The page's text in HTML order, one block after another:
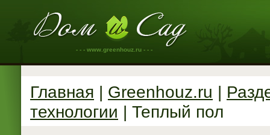
- - - www.greenhouz.ru - - -
Главная | Greenhouz.ru |
технологии | Теплый пол